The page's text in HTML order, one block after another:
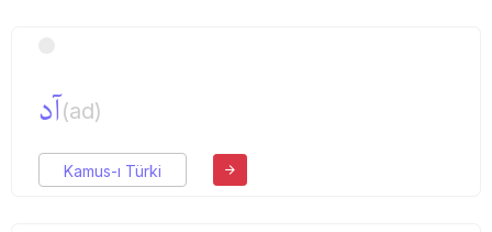
آد(ad)
Kamus-ı Türki